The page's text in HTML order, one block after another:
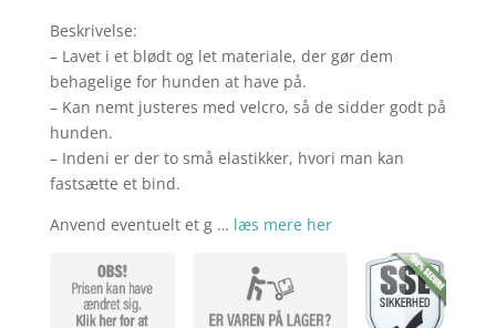
Beskrivelse:
– Lavet i et blødt og let materiale, der gør dem
behagelige for hunden at have på.
– Kan nemt justeres med velcro, så de sidder godt på
hunden.
– Indeni er der to små elastikker, hvori man kan
fastsætte et bind.
Anvend eventuelt et g … læs mere her